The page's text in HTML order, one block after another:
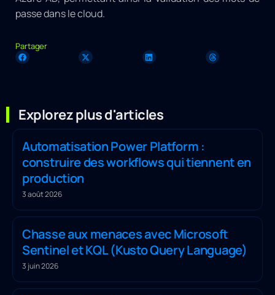
Partager
passe dans le cloud.
Explorez plus d'articles
Automatisation Power Platform :
construire des workflows qui tiennent en
production
3 août 2026
Chasse aux menaces avec Microsoft
Sentinel et KQL (Kusto Query Language)
3 juin 2026